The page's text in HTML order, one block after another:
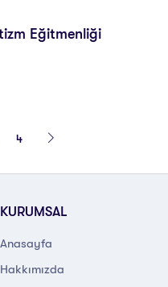
Eğitmenliği
4
KURUMSAL
Anasayfa
Hakkımızda